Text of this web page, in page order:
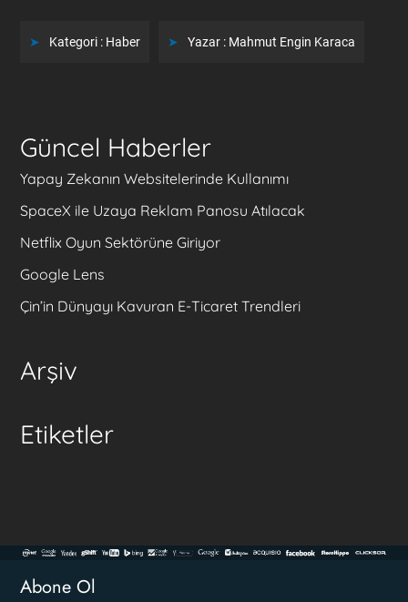
Kategori : Haber Yazar : Mahmut Engin Karaca
Güncel Haberler
Yapay Zekanın Websitelerinde Kullanımı
SpaceX ile Uzaya Reklam Panosu Atılacak
Netflix Oyun Sektörüne Giriyor
Google Lens
Çin’in Dünyayı Kavuran E-Ticaret Trendleri
Arşiv
Etiketler
Abone Ol